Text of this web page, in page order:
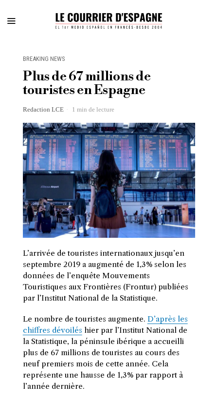
BREAKING NEWS
Plus de 67 millions de
touristes en Espagne
Redaction LCE 1 min de lecture
L’arrivée de touristes internationaux jusqu’en
septembre 2019 a augmenté de 1,3% selon les
données de l’enquête Mouvements
Touristiques aux Frontières (Frontur) publiées
par l’Institut National de la Statistique.
Le nombre de touristes augmente. D’après les
chiffres dévoilés hier par l’Institut National de
la Statistique, la péninsule ibérique a accueilli
plus de 67 millions de touristes au cours des
neuf premiers mois de cette année. Cela
représente une hausse de 1,3% par rapport à
l’année dernière.